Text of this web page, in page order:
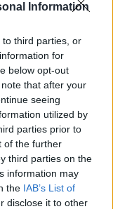
Information
third parties, or
for
below opt-out
that after your
seeing
utilized by
parties prior to
of the further
third parties on the
information may
the IAB’s List of
disclose it to other
που
από 45 λεπτά